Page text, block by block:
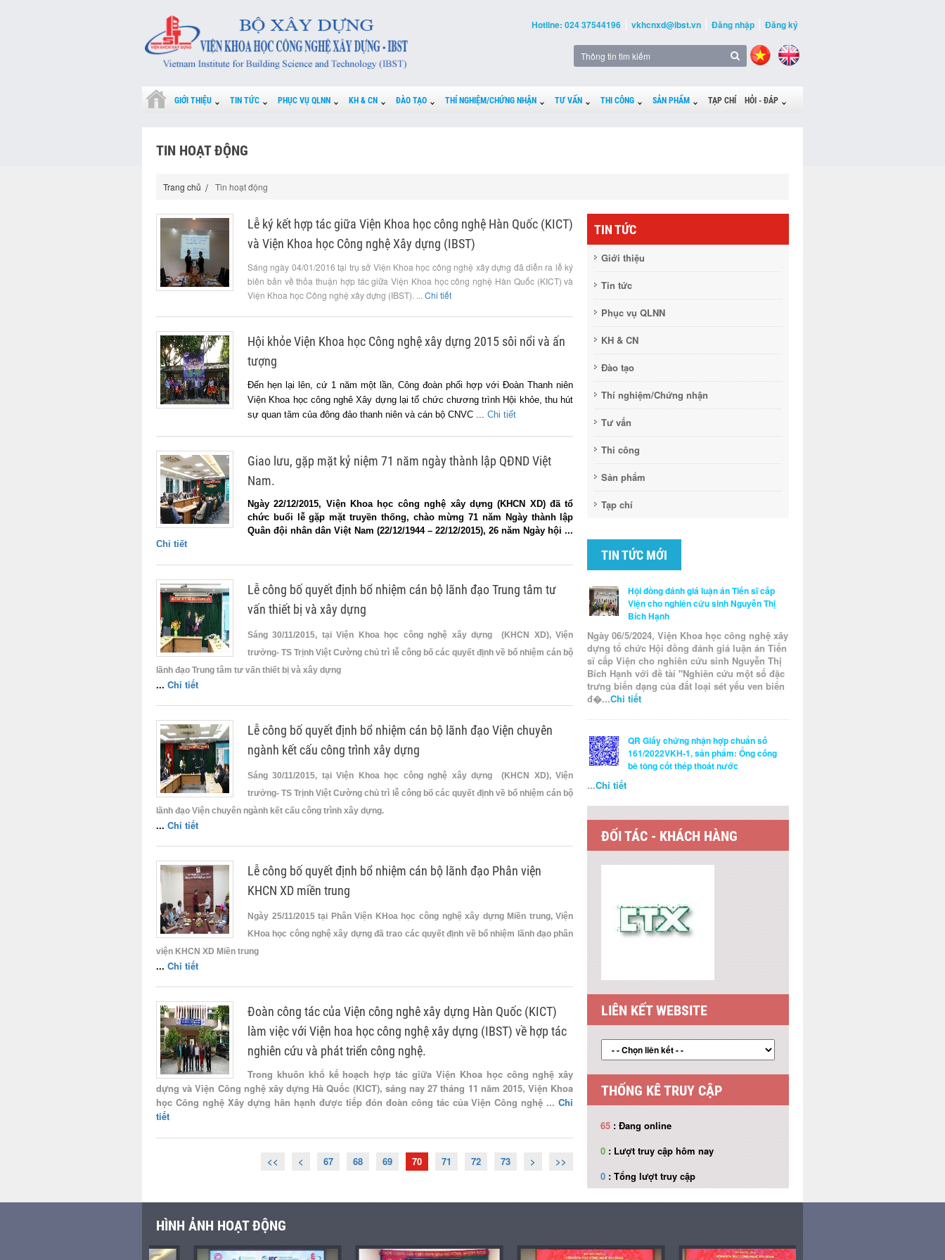
Hotline: 024 37544196 vkhcnxd@ibst.vn Đăng nhập Đăng ký
GIỚI THIỆU TIN TỨC PHỤC VỤ QLNN KH & CN ĐÀO TẠO THÍ NGHIỆM/CHỨNG NHẬN TƯ VẤN THI CÔNG SẢN PHẨM TẠP CHÍ HỎI - ĐÁP
TIN HOẠT ĐỘNG
Trang chủ Tin hoạt động
Lễ ký kết hợp tác giữa Viện Khoa học công nghệ Hàn Quốc (KICT)
và Viện Khoa học Công nghệ Xây dựng (IBST)
Sáng ngày 04/01/2016 tại trụ sở Viện Khoa học công nghệ xây dựng đã diễn ra lễ ký
biên bản về thỏa thuận hợp tác giữa Viện Khoa học công nghệ Hàn Quốc (KICT) và
Viện Khoa học Công nghệ xây dựng (IBST). ... Chi tiết
Hội khỏe Viện Khoa học Công nghệ xây dựng 2015 sôi nổi và ấn
tượng
Đến hẹn lại lên, cứ 1 năm một lần, Công đoàn phối hợp với Đoàn Thanh niên
Viện Khoa học công nghê Xây dựng lại tổ chức chương trình Hội khỏe, thu hút
sự quan tâm của đông đảo thanh niên và cán bộ CNVC ... Chi tiết
Giao lưu, gặp mặt kỷ niệm 71 năm ngày thành lập QĐND Việt
Nam.
Ngày 22/12/2015, Viện Khoa học công nghệ xây dựng (KHCN XD) đã tổ
chức buổi lễ gặp mặt truyền thống, chào mừng 71 năm Ngày thành lập
Quân đội nhân dân Việt Nam (22/12/1944 – 22/12/2015), 26 năm Ngày hội ...
Chi tiết
Lễ công bố quyết định bổ nhiệm cán bộ lãnh đạo Trung tâm tư
vấn thiết bị và xây dựng
Sáng 30/11/2015, tại Viện Khoa học công nghệ xây dựng (KHCN XD), Viện
trưởng- TS Trịnh Việt Cường chủ trì lễ công bố các quyết định về bổ nhiệm cán bộ
lãnh đạo Trung tâm tư vấn thiết bị và xây dựng
... Chi tiết
Lễ công bố quyết định bổ nhiệm cán bộ lãnh đạo Viện chuyên
ngành kết cấu công trình xây dựng
Sáng 30/11/2015, tại Viện Khoa học công nghệ xây dựng (KHCN XD), Viện
trưởng- TS Trịnh Việt Cường chủ trì lễ công bố các quyết định về bổ nhiệm cán bộ
lãnh đạo Viện chuyên ngành kết cấu công trình xây dựng.
... Chi tiết
Lễ công bố quyết định bổ nhiệm cán bộ lãnh đạo Phân viện
KHCN XD miền trung
Ngày 25/11/2015 tại Phân Viện KHoa học công nghệ xây dựng Miền trung, Viện
KHoa học công nghệ xây dựng đã trao các quyết định về bổ nhiệm lãnh đạo phân
viện KHCN XD Miền trung
... Chi tiết
Đoàn công tác của Viện công nghê xây dựng Hàn Quốc (KICT)
làm việc với Viện hoa học công nghệ xây dựng (IBST) về hợp tác
nghiên cứu và phát triển công nghệ.
Trong khuôn khổ kế hoạch hợp tác giữa Viện Khoa học công nghệ xây
dựng và Viện Công nghệ xây dựng Hà Quốc (KICT), sáng nay 27 tháng 11 năm 2015, Viện Khoa
học Công nghệ Xây dựng hân hạnh được tiếp đón đoàn công tác của Viện Công nghệ ...Chi
tiết
<< < 67 68 69 70 71 72 73 > >>
TIN TỨC
Giới thiệu
Tin tức
Phục vụ QLNN
KH & CN
Đào tạo
Thí nghiệm/Chứng nhận
Tư vấn
Thi công
Sản phẩm
Tạp chí
TIN TỨC MỚI
Hội đồng đánh giá luận án Tiến sĩ cấp
Viện cho nghiên cứu sinh Nguyễn Thị
Bích Hạnh
Ngày 06/5/2024, Viện Khoa học công nghệ xây
dựng tổ chức Hội đồng đánh giá luận án Tiến
sĩ cấp Viện cho nghiên cứu sinh Nguyễn Thị
Bích Hạnh với đề tài "Nghiên cứu một số đặc
trưng biến dạng của đất loại sét yếu ven biển
đ�...Chi tiết
QR Giấy chứng nhận hợp chuẩn số
161/2022VKH-1, sản phẩm: Ống cống
bê tông cốt thép thoát nước
...Chi tiết
ĐỐI TÁC - KHÁCH HÀNG
LIÊN KẾT WEBSITE
THỐNG KÊ TRUY CẬP
65 : Đang online
0 : Lượt truy cập hôm nay
0 : Tổng lượt truy cập
HÌNH ẢNH HOẠT ĐỘNG